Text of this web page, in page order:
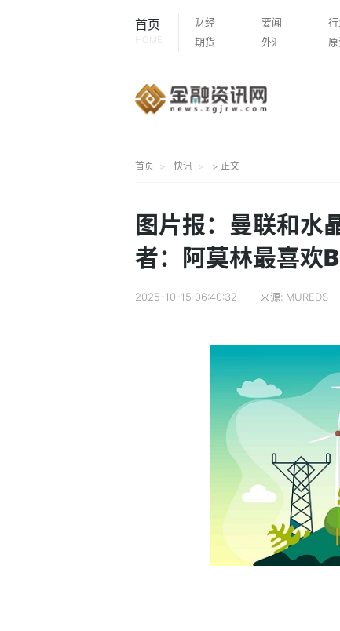
首页
HOME
财经 要闻
期货
外汇
首页 快讯 > 正文
图片报：曼联和水
者：阿莫林最喜欢
2025-10-15 06:40:32 来源: MUREDS